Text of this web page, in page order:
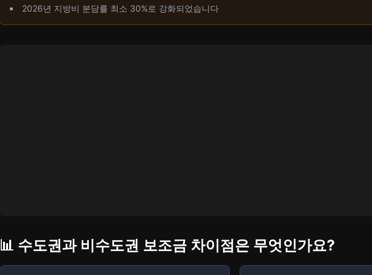
2026년 지방비 분담률 최소 30%로 강화되었습니다
📊 수도권과 비수도권 보조금 차이점은 무엇인가요?